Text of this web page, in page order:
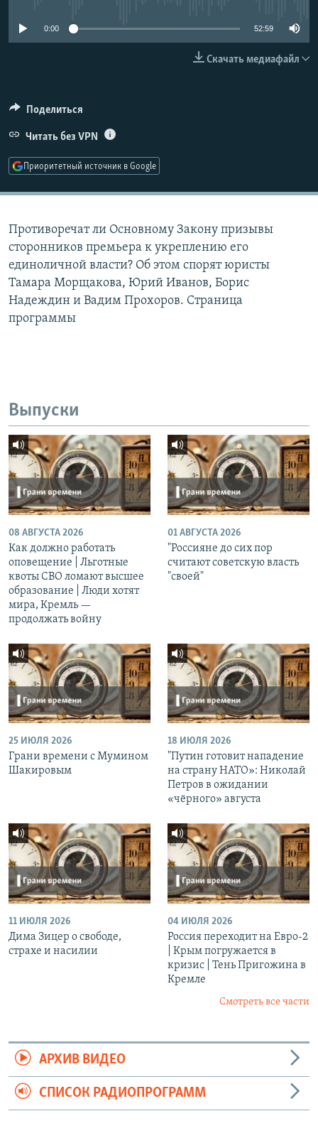
Все сайты РСЕ/РС
0:00 52:59
Скачать медиафайл
Поделиться
Читать без VPN
Приоритетный источник в Google
Противоречат ли Основному Закону призывы
сторонников премьера к укреплению его
единоличной власти? Об этом спорят юристы
Тамара Морщакова, Юрий Иванов, Борис
Надеждин и Вадим Прохоров. Страница
программы
Выпуски
08 АВГУСТА 2026
Как должно работать
оповещение | Льготные
квоты СВО ломают высшее
образование | Люди хотят
мира, Кремль —
продолжать войну
01 АВГУСТА 2026
"Россияне до сих пор
считают советскую власть
"своей"
25 ИЮЛЯ 2026
Грани времени с Мумином
Шакировым
18 ИЮЛЯ 2026
"Путин готовит нападение
на страну НАТО»: Николай
Петров в ожидании
«чёрного» августа
11 ИЮЛЯ 2026
Дима Зицер о свободе,
страхе и насилии
04 ИЮЛЯ 2026
Россия переходит на Евро-2
| Крым погружается в
кризис | Тень Пригожина в
Кремле
Смотреть все части
АРХИВ ВИДЕО
СПИСОК РАДИОПРОГРАММ